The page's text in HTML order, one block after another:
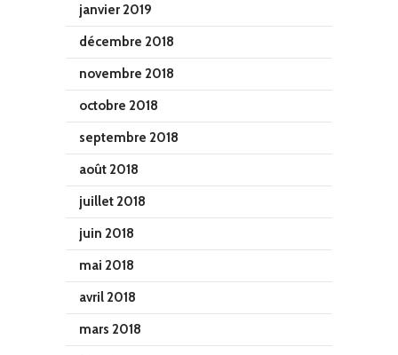
janvier 2019
décembre 2018
novembre 2018
octobre 2018
septembre 2018
août 2018
juillet 2018
juin 2018
mai 2018
avril 2018
mars 2018